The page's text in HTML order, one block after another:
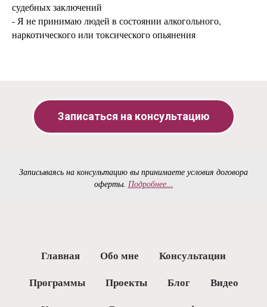
судебных заключений
- Я не принимаю людей в состоянии алкогольного,
наркотического или токсического опьянения
Записаться на консультацию
Записываясь на консультацию вы принимаете условия договора
оферты. Подробнее...
Главная Обо мне
Консультации
Программы
Проекты Блог
Видео